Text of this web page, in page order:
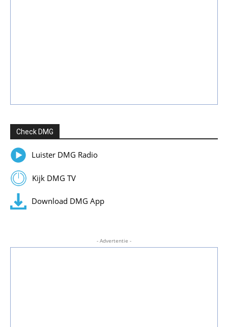
Check DMG
Luister DMG Radio
Kijk DMG TV
Download DMG App
- Advertentie -